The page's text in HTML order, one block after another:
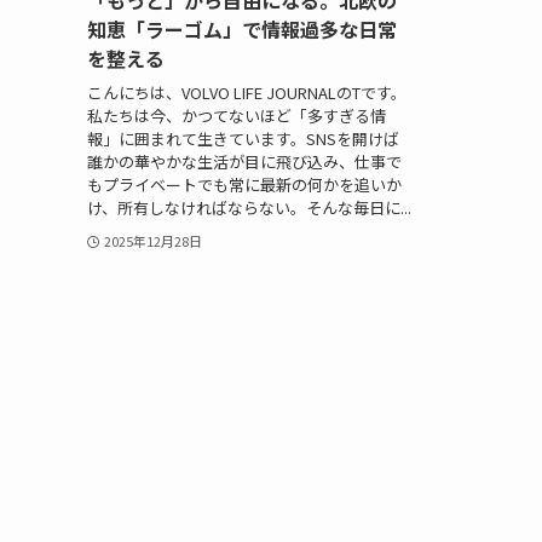
知恵「ラーゴム」で情報過多な日常
を整える
こんにちは、VOLVO LIFE JOURNALのTです。
私たちは今、かつてないほど「多すぎる情
報」に囲まれて生きています。SNSを開けば
誰かの華やかな生活が目に飛び込み、仕事で
もプライベートでも常に最新の何かを追いか
け、所有しなければならない。そんな毎日に...
2025年12月28日